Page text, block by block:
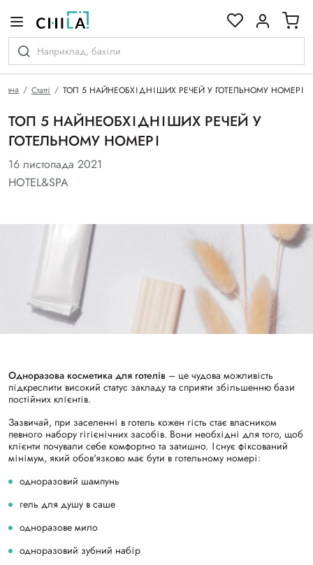
Статті ТОП 5 НАЙНЕОБХІДНІШИХ РЕЧЕЙ У ГОТЕЛЬНОМУ НОМЕРІ
ТОП 5 НАЙНЕОБХІДНІШИХ РЕЧЕЙ У
ГОТЕЛЬНОМУ НОМЕРІ
16 листопада 2021
HOTEL&SPA
Одноразова косметика для готелів – це чудова можливість
підкреслити високий статус закладу та сприяти збільшенню бази
постійних клієнтів.
Зазвичай, при заселенні в готель кожен гість стає власником
певного набору гігієнічних засобів. Вони необхідні для того, щоб
клієнти почували себе комфортно та затишно. Існує фіксований
мінімум, який обов'язково має бути в готельному номері:
одноразовий шампунь
гель для душу в саше
одноразове мило
одноразовий зубний набір
гамі